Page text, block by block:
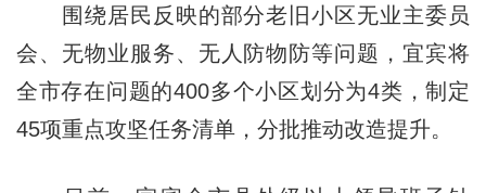
围绕居民反映的部分老旧小区无业主委员
会、无物业服务、无人防物防等问题，宜宾将
全市存在问题的400多个小区划分为4类，制定
45项重点攻坚任务清单，分批推动改造提升。